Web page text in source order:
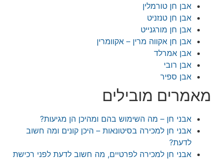
חן טורמלין
חן טנזניט
חן מורגנייט
חן אקווה מרין – אקוומרין
אמרלד
רובי
ספיר
מובילים
חן – מה השימוש בהם ומהיכן הן מגיעות?
חן למכירה בסיטונאות – היכן קונים ומה חשוב
חן למכירה לפרטיים, מה חשוב לדעת לפני רכישת